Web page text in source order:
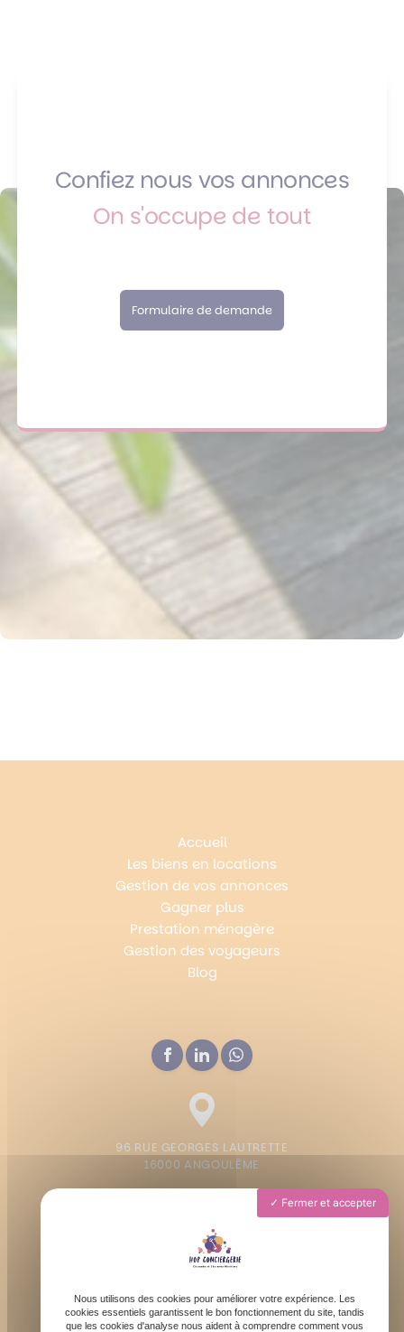
Confiez nous vos annonces
On s'occupe de tout
Formulaire de demande
Accueil
Les biens en locations
Gestion de vos annonces
Gagner plus
Prestation ménagère
Gestion des voyageurs
Blog
96 RUE GEORGES LAUTRETTE
16000 ANGOULÊME
Lundi - Vendredi : 9h - 19h
Fermer et accepter
Nous utilisons des cookies pour améliorer votre expérience. Les
cookies essentiels garantissent le bon fonctionnement du site, tandis
que les cookies d'analyse nous aident à comprendre comment vous